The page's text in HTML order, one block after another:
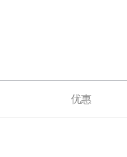
优惠